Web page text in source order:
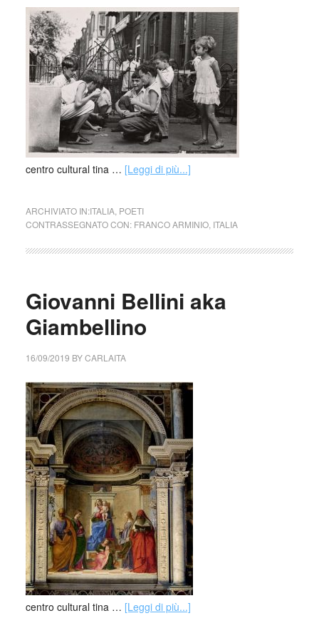
centro cultural tina … [Leggi di più...]
ARCHIVIATO IN:ITALIA, POETI
CONTRASSEGNATO CON: FRANCO ARMINIO, ITALIA
Giovanni Bellini aka
Giambellino
16/09/2019 BYCARLAITA
centro cultural tina … [Leggi di più...]